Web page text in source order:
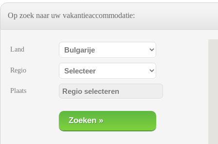
Op zoek naar uw vakantieaccommodatie:
Land
Regio
Plaats